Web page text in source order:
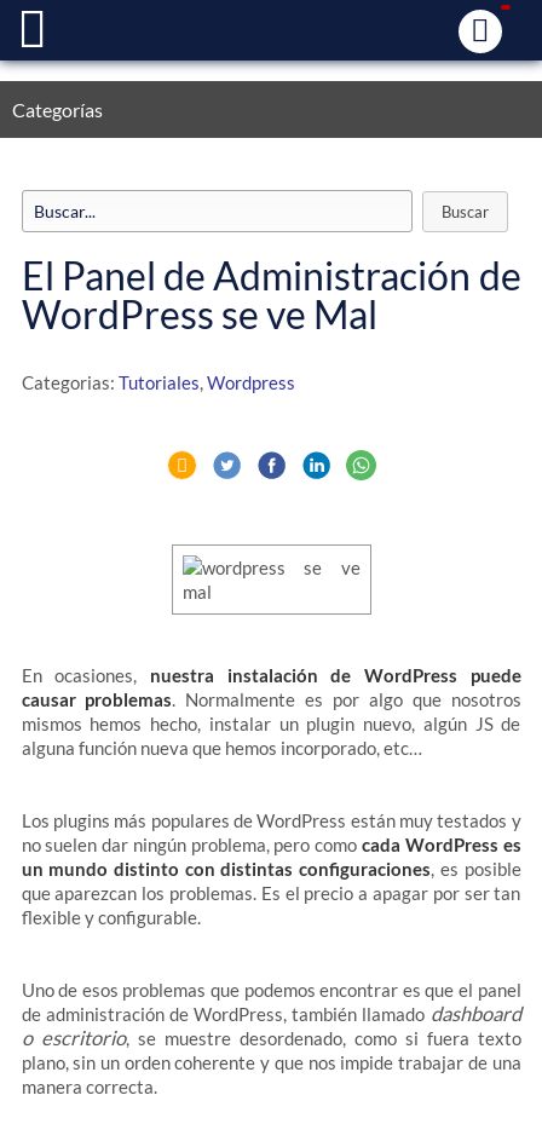
Categorías
El Panel de Administración de
WordPress se ve Mal
Categorias: Tutoriales,Wordpress
En ocasiones, nuestra instalación de WordPress puede
causar problemas. Normalmente es por algo que nosotros
mismos hemos hecho, instalar un plugin nuevo, algún JS de
alguna función nueva que hemos incorporado, etc…
Los plugins más populares de WordPress están muy testados y
no suelen dar ningún problema, pero como cada WordPress es
un mundo distinto con distintas configuraciones, es posible
que aparezcan los problemas. Es el precio a apagar por ser tan
flexible y configurable.
Uno de esos problemas que podemos encontrar es que el panel
de administración de WordPress, también llamado dashboard
o escritorio, se muestre desordenado, como si fuera texto
plano, sin un orden coherente y que nos impide trabajar de una
manera correcta.